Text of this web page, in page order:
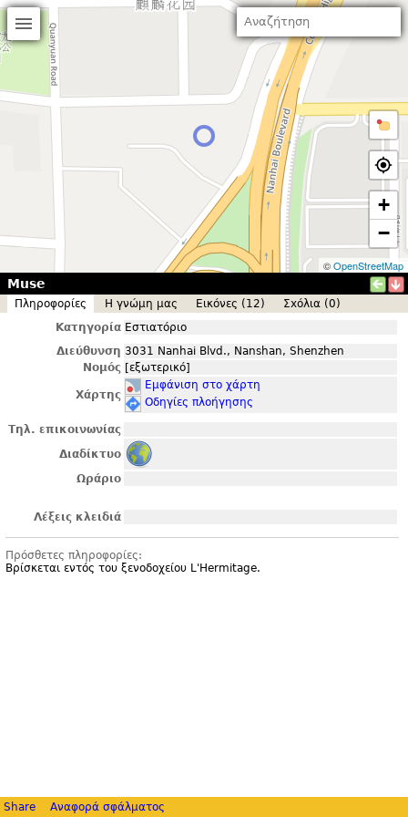
+
−
©OpenStreetMap
Muse
Πληροφορίες Η γνώμη μας Εικόνες (12)
Σxόλια (0)
Κατηγορία Εστιατόριο
Διεύθυνση 3031 Nanhai Blvd., Nanshan, Shenzhen
Νομός [εξωτερικό]
Χάρτης
Εμφάνιση στο χάρτη
Οδηγίες πλοήγησης
Τηλ. επικοινωνίας
Διαδίκτυο
Ωράριο
Λέξεις κλειδιά
Πρόσθετες πληροφορίες:
Βρίσκεται εντός του ξενοδοχείου L'Hermitage.
Share Αναφορά σφάλματος